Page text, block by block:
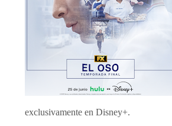
exclusivamente en Disney+.